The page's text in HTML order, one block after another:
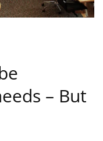
– But